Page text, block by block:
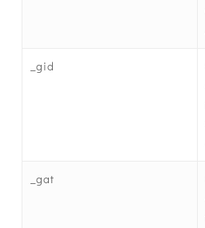
_gid
_gat